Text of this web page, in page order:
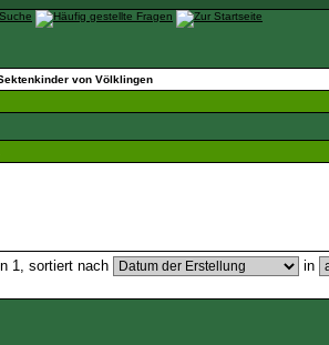
von Völklingen
1, sortiert nach in